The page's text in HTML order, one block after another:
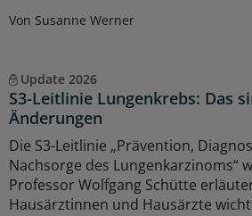
Von Susanne Werner
Update 2026
S3-Leitlinie Lungenkrebs: Das
Änderungen
Die S3-Leitlinie „Prävention,
Nachsorge des Lungenkarzinoms“
Professor Wolfgang Schütte
Hausärztinnen und Hausärzte